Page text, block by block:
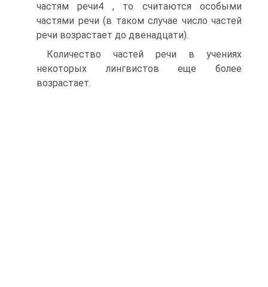
частям речи4 , то считаются особыми
частями речи (в таком случае число частей
речи возрастает до двенадцати).
Количество частей речи в учениях
некоторых лингвистов еще более
возрастает.